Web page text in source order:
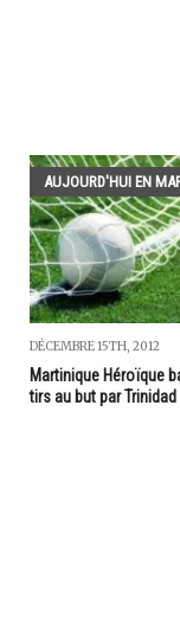
AUJOURD'HUI EN
DÉCEMBRE 15TH, 2012
Martinique Héroïque
tirs au but par Trinidad